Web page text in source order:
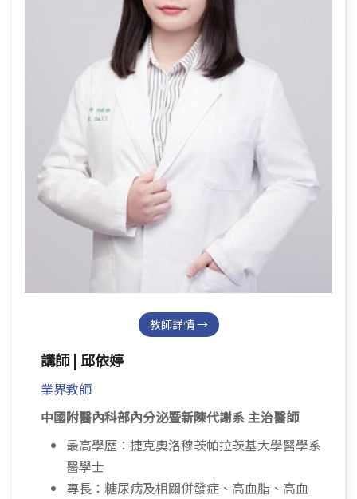
教師詳情 →
講師 | 邱依婷
業界教師
中國附醫內科部內分泌暨新陳代謝系 主治醫師
最高學歷：捷克奧洛穆茨帕拉茨基大學醫學系
醫學士
專長：糖尿病及相關併發症、高血脂、高血